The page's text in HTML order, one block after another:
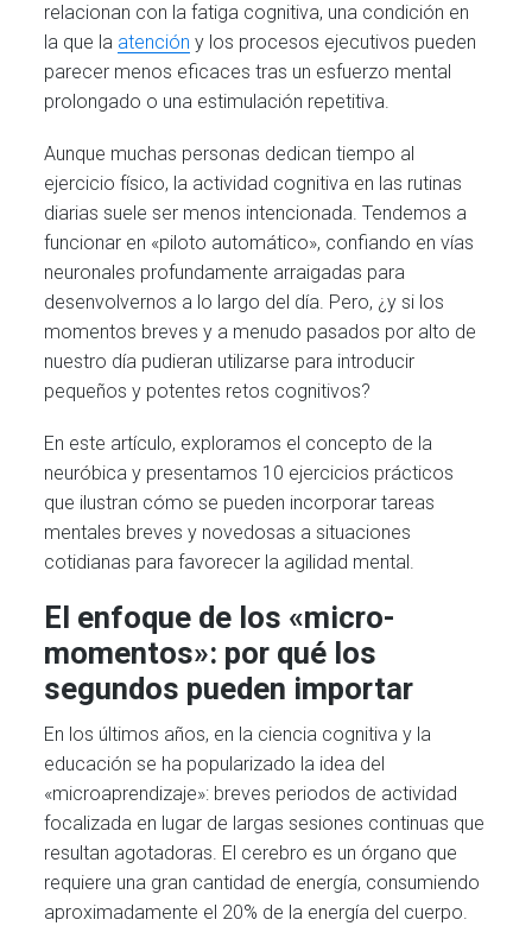
relacionan con la fatiga cognitiva, una condición en
la que la atención y los procesos ejecutivos pueden
parecer menos eficaces tras un esfuerzo mental
prolongado o una estimulación repetitiva.
Aunque muchas personas dedican tiempo al
ejercicio físico, la actividad cognitiva en las rutinas
diarias suele ser menos intencionada. Tendemos a
funcionar en «piloto automático», confiando en vías
neuronales profundamente arraigadas para
desenvolvernos a lo largo del día. Pero, ¿y si los
momentos breves y a menudo pasados por alto de
nuestro día pudieran utilizarse para introducir
pequeños y potentes retos cognitivos?
En este artículo, exploramos el concepto de la
neuróbica y presentamos 10 ejercicios prácticos
que ilustran cómo se pueden incorporar tareas
mentales breves y novedosas a situaciones
cotidianas para favorecer la agilidad mental.
El enfoque de los «micro-
momentos»: por qué los
segundos pueden importar
En los últimos años, en la ciencia cognitiva y la
educación se ha popularizado la idea del
«microaprendizaje»: breves periodos de actividad
focalizada en lugar de largas sesiones continuas que
resultan agotadoras. El cerebro es un órgano que
requiere una gran cantidad de energía, consumiendo
aproximadamente el 20% de la energía del cuerpo.